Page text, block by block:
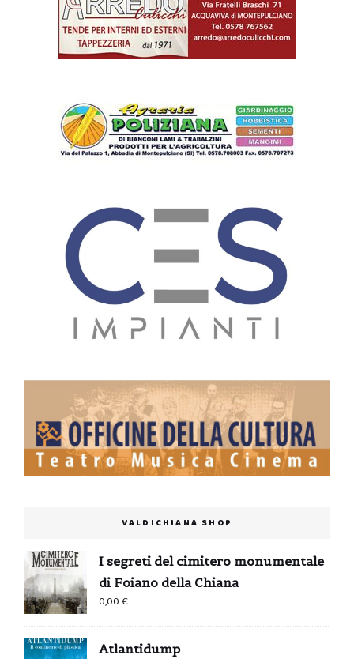
VALDICHIANA SHOP
I segreti del cimitero monumentale
di Foiano della Chiana
0,00€
Atlantidump